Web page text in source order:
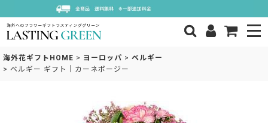
海外花ギフトHOME > ヨーロッパ > ベルギー
> ベルギー ギフト｜カーネポージー